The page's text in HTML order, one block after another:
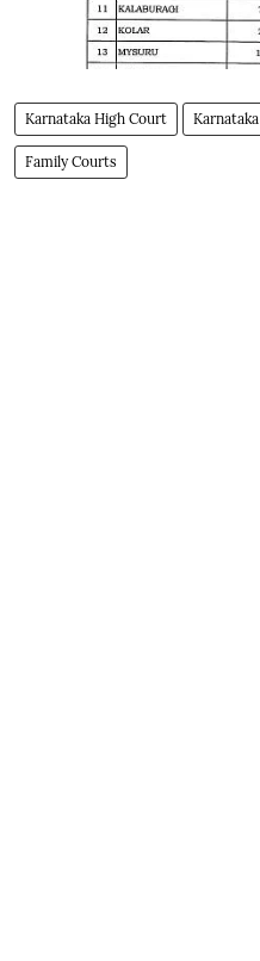
Karnataka High Court Karnataka
Family Courts